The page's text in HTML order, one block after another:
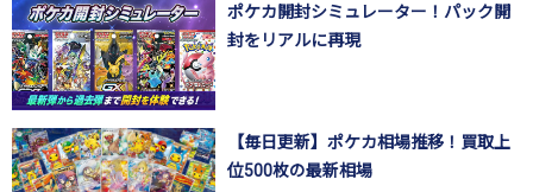
ポケカ開封シミュレーター！パック開
封をリアルに再現
【毎日更新】ポケカ相場推移！買取上
位500枚の最新相場